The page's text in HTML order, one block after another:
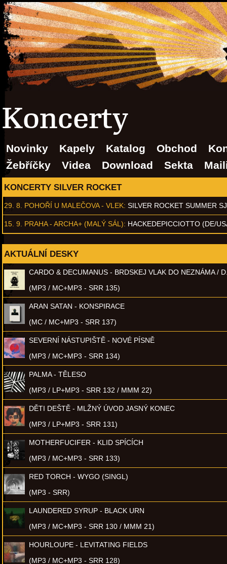
Koncerty
Novinky Kapely Katalog Obchod
Žebříčky
Videa Download Sekta
KONCERTY SILVER ROCKET
29. 8. POHOŘÍ U MALEČOVA - VLEK: SILVER ROCKET SUMMER
15. 9. PRAHA - ARCHA+ (MALÝ SÁL): HACKEDEPICCIOTTO (DE/
AKTUÁLNÍ DESKY
CARDO & DECUMANUS - BRDSKEJ VLAK DO NEZNÁMA /
(MP3 / MC+MP3 - SRR 135)
ARAN SATAN - KONSPIRACE
(MC / MC+MP3 - SRR 137)
SEVERNÍ NÁSTUPIŠTĚ - NOVÉ PÍSNĚ
(MP3 / MC+MP3 - SRR 134)
PALMA - TĚLESO
(MP3 / LP+MP3 - SRR 132 / MMM 22)
DĚTI DEŠTĚ - MLŽNÝ ÚVOD JASNÝ KONEC
(MP3 / LP+MP3 - SRR 131)
MOTHERFUCIFER - KLID SPÍCÍCH
(MP3 / MC+MP3 - SRR 133)
RED TORCH - WYGO (SINGL)
(MP3 - SRR)
LAUNDERED SYRUP - BLACK URN
(MP3 / MC+MP3 - SRR 130 / MMM 21)
HOURLOUPE - LEVITATING FIELDS
(MP3 / MC+MP3 - SRR 128)